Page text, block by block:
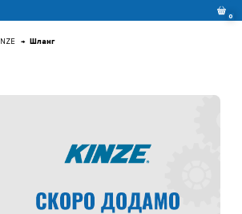
0
Шланг